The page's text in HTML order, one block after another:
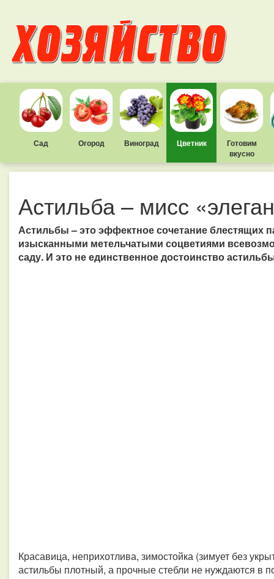
Сад Огород Виноград Цветник
Готовим
вкусно
Астильба – мисс
Астильбы – это эффектное сочетание блестящих
изысканными метельчатыми соцветиями
саду. И это не единственное достоинство
Красавица, неприхотлива, зимостойка (зимует без
астильбы плотный, а прочные стебли не нуждаются в